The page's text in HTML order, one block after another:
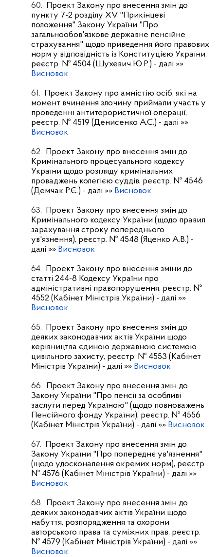
60.
Проект Закону про внесення змін до
пункту 7-2 розділу ХV "Прикінцеві
положення" Закону України "Про
загальнообов'язкове державне пенсійне
страхування" щодо приведення його правових
норм у відповідність із Конституцією України,
реєстр. № 4504 (Шухевич Ю.Р.) - далі »»
Висновок
61.
Проект Закону про амністію осіб, які на
момент вчинення злочину приймали участь у
проведенні антитерористичної операції,
реєстр. № 4519 (Денисенко А.С.) - далі »»
Висновок
62.
Проект Закону про внесення змін до
Кримінального процесуального кодексу
України щодо розгляду кримінальних
проваджень колегією суддів, реєстр. № 4546
(Демчак Р.Є.) - далі »» Висновок
63.
Проект Закону про внесення змін до
Кримінального кодексу України (щодо правил
зарахування строку попереднього
ув'язнення), реєстр. № 4548 (Яценко А.В.) -
далі »» Висновок
64.
Проект Закону про внесення зміни до
статті 244-8 Кодексу України про
адміністративні правопорушення, реєстр. №
4552 (Кабінет Міністрів України) - далі »»
Висновок
65.
Проект Закону про внесення змін до
деяких законодавчих актів України щодо
керівництва єдиною державною системою
цивільного захисту, реєстр. № 4553 (Кабінет
Міністрів України) - далі »» Висновок
66.
Проект Закону про внесення змін до
Закону України "Про пенсії за особливі
заслуги перед Україною" (щодо повноважень
Пенсійного фонду України), реєстр. № 4556
(Кабінет Міністрів України) - далі »» Висновок
67.
Проект Закону про внесення змін до
Закону України "Про попереднє ув'язнення"
(щодо удосконалення окремих норм), реєстр.
№ 4576 (Кабінет Міністрів України) - далі »»
Висновок
68.
Проект Закону про внесення змін до
деяких законодавчих актів України щодо
набуття, розпорядження та охорони
авторського права та суміжних прав, реєстр.
№ 4579 (Кабінет Міністрів України) - далі »»
Висновок